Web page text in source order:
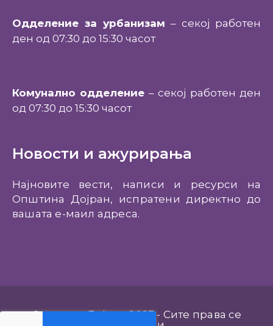
Одделение за урбанизам – секој работен
ден од 07:30 до 15:30 часот
Комунално одделение – секој работен ден
од 07:30 до 15:30 часот
Новости и ажурирања
Најновите вести, написи и ресурси на
Општина Дојран, испратени директно до
вашата е-маил адреса.
Општина Дојран 2023 - Сите права се